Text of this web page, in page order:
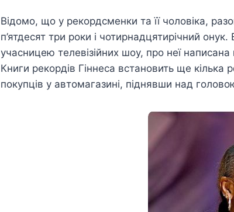
Відомо, що у рекордсменки та її чоловіка,
п’ятдесят три роки і чотирнадцятирічний
учасницею телевізійних шоу, про неї
Книги рекордів Гіннеса встановить ще кілька
покупців у автомагазині, піднявши над